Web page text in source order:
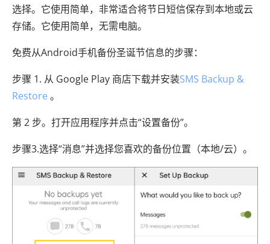
选择。它使用简单，非常适合将节日短信保存到本地或云
存储。它使用简单，无需电脑。
免费从Android手机备份圣诞节信息的步骤：
步骤 1. 从 Google Play 商店下载并安装SMS Backup &
Restore 。
第 2 步。打开应用程序并点击“设置备份”。
步骤3.选择“消息”并选择您喜欢的备份位置（本地/云）。